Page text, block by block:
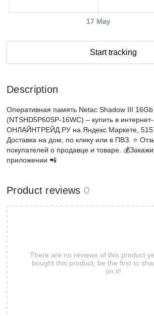
17 May
Start tracking
Description
Оперативная память Netac Shadow III
(NTSHD5P60SP-16WC) – купить в
ОНЛАЙНТРЕЙД.РУ на Яндекс Маркете,
Доставка на дом, по клику или в ПВЗ. ⭐️
покупателей о продавце и товаре.
приложении 📲
Product reviews 0
There are no reviews of this product
bought this product, be the first to
on it!